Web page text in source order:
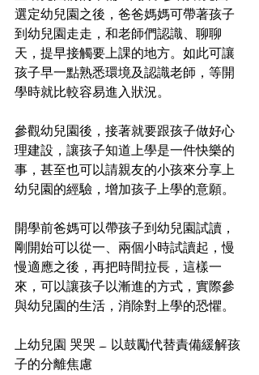
選定幼兒園之後，爸爸媽媽可帶著孩子
到幼兒園走走，和老師們認識、聊聊
天，提早接觸要上課的地方。如此可讓
孩子早一點熟悉環境及認識老師，等開
學時就比較容易進入狀況。
參觀幼兒園後，接著就要跟孩子做好心
理建設，讓孩子知道上學是一件快樂的
事，甚至也可以請親友的小孩來分享上
幼兒園的經驗，增加孩子上學的意願。
開學前爸媽可以帶孩子到幼兒園試讀，
剛開始可以從一、兩個小時試讀起，慢
慢適應之後，再把時間拉長，這樣一
來，可以讓孩子以漸進的方式，實際參
與幼兒園的生活，消除對上學的恐懼。
上幼兒園 哭哭 – 以鼓勵代替責備緩解孩
子的分離焦慮